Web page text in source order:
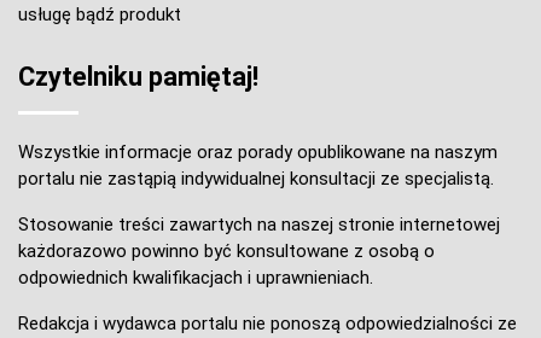
usługę bądź produkt
Czytelniku pamiętaj!
Wszystkie informacje oraz porady opublikowane na naszym
portalu nie zastąpią indywidualnej konsultacji ze specjalistą.
Stosowanie treści zawartych na naszej stronie internetowej
każdorazowo powinno być konsultowane z osobą o
odpowiednich kwalifikacjach i uprawnieniach.
Redakcja i wydawca portalu nie ponoszą odpowiedzialności ze